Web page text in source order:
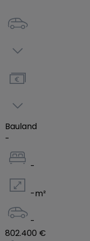
Bauland
-
-
-m²
-
802.400 €